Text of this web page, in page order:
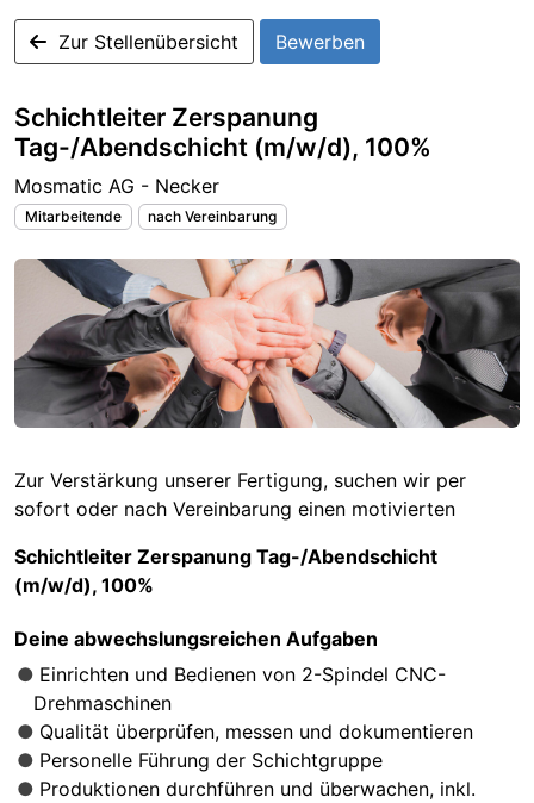
Zur Stellenübersicht Bewerben
Schichtleiter Zerspanung
Tag-/Abendschicht (m/w/d), 100%
Mosmatic AG - Necker
Mitarbeitende nach Vereinbarung
Zur Verstärkung unserer Fertigung, suchen wir per
sofort oder nach Vereinbarung einen motivierten
Schichtleiter Zerspanung Tag-/Abendschicht
(m/w/d), 100%
Deine abwechslungsreichen Aufgaben
Einrichten und Bedienen von 2-Spindel CNC-
Drehmaschinen
Qualität überprüfen, messen und dokumentieren
Personelle Führung der Schichtgruppe
Produktionen durchführen und überwachen, inkl.